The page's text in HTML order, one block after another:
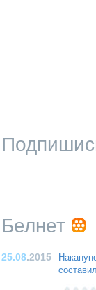
Белнет
25.08.2015